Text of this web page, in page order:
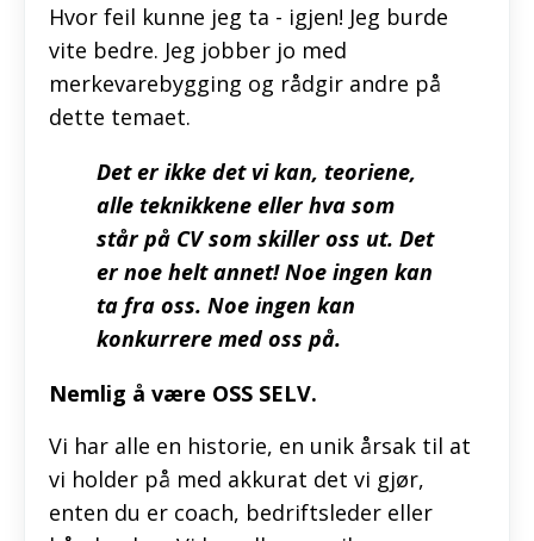
Hvor feil kunne jeg ta - igjen! Jeg burde
vite bedre. Jeg jobber jo med
merkevarebygging og rådgir andre på
dette temaet.
Det er ikke det vi kan, teoriene,
alle teknikkene eller hva som
står på CV som skiller oss ut. Det
er noe helt annet! Noe ingen kan
ta fra oss. Noe ingen kan
konkurrere med oss på.
Nemlig å være OSS SELV.
Vi har alle en historie, en unik årsak til at
vi holder på med akkurat det vi gjør,
enten du er coach, bedriftsleder eller